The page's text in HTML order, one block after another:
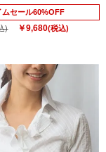
ムセール60%OFF
) ￥9,680(税込)